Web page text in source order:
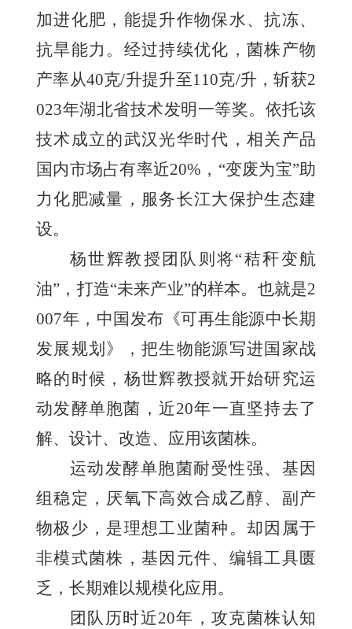
加进化肥，能提升作物保水、抗冻、
抗旱能力。经过持续优化，菌株产物
产率从40克/升提升至110克/升，斩获2
023年湖北省技术发明一等奖。依托该
技术成立的武汉光华时代，相关产品
国内市场占有率近20%，“变废为宝”助
力化肥减量，服务长江大保护生态建
设。
杨世辉教授团队则将“秸秆变航
油”，打造“未来产业”的样本。也就是2
007年，中国发布《可再生能源中长期
发展规划》，把生物能源写进国家战
略的时候，杨世辉教授就开始研究运
动发酵单胞菌，近20年一直坚持去了
解、设计、改造、应用该菌株。
运动发酵单胞菌耐受性强、基因
组稳定，厌氧下高效合成乙醇、副产
物极少，是理想工业菌种。却因属于
非模式菌株，基因元件、编辑工具匮
乏，长期难以规模化应用。
团队历时近20年，攻克菌株认知